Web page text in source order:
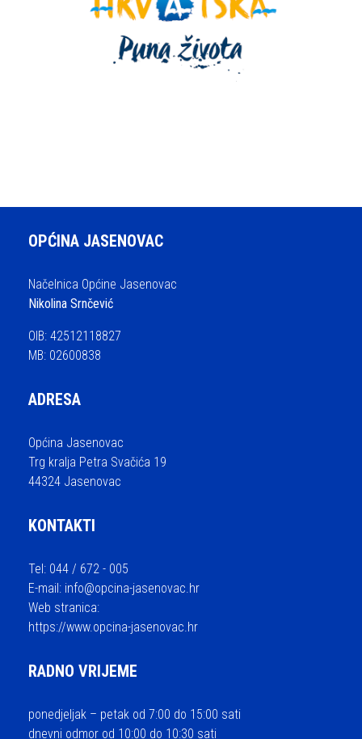
OPĆINA JASENOVAC
Načelnica Općine Jasenovac
Nikolina Srnčević
OIB: 42512118827
MB: 02600838
ADRESA
Općina Jasenovac
Trg kralja Petra Svačića 19
44324 Jasenovac
KONTAKTI
Tel: 044 / 672 - 005
E-mail: info@opcina-jasenovac.hr
Web stranica:
https://www.opcina-jasenovac.hr
RADNO VRIJEME
ponedjeljak – petak od 7:00 do 15:00 sati
dnevni odmor od 10:00 do 10:30 sati